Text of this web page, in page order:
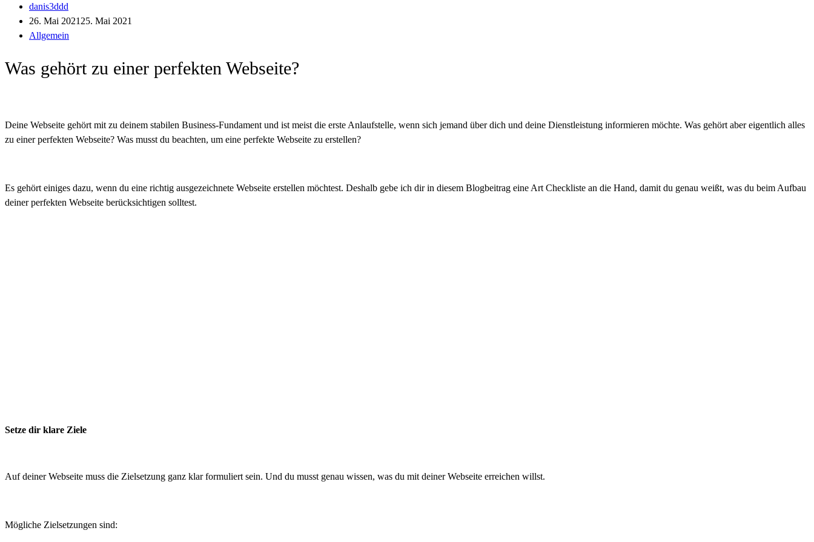
danis3ddd
26. Mai 202125. Mai 2021
Allgemein
Was gehört zu einer perfekten Webseite?
Deine Webseite gehört mit zu deinem stabilen Business-Fundament und ist meist die erste Anlaufstelle, wenn sich jemand über dich und deine Dienstleistung informieren möchte. Was gehört aber eigentlich alles
zu einer perfekten Webseite? Was musst du beachten, um eine perfekte Webseite zu erstellen?
Es gehört einiges dazu, wenn du eine richtig ausgezeichnete Webseite erstellen möchtest. Deshalb gebe ich dir in diesem Blogbeitrag eine Art Checkliste an die Hand, damit du genau weißt, was du beim Aufbau
deiner perfekten Webseite berücksichtigen solltest.
Setze dir klare Ziele
Auf deiner Webseite muss die Zielsetzung ganz klar formuliert sein. Und du musst genau wissen, was du mit deiner Webseite erreichen willst.
Mögliche Zielsetzungen sind: